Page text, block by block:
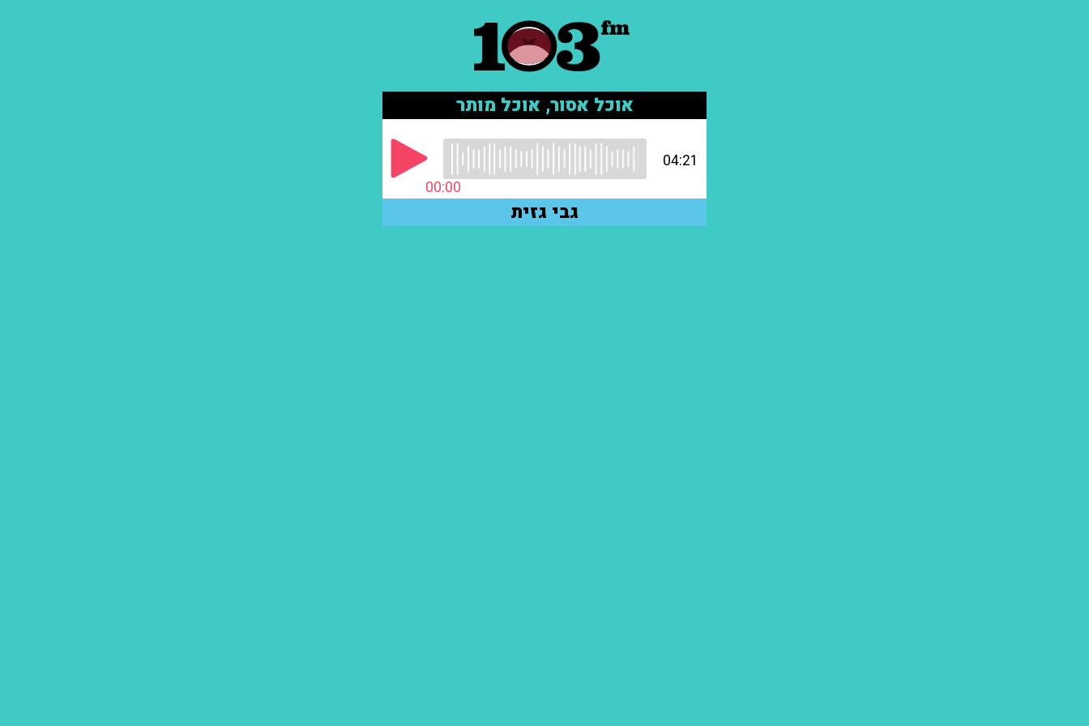
אוכל אסור, אוכל מותר
00:00
04:21
גבי גזית